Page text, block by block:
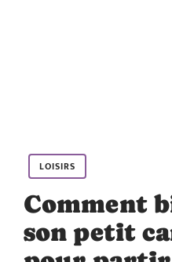
LOISIRS
Comment
son petit